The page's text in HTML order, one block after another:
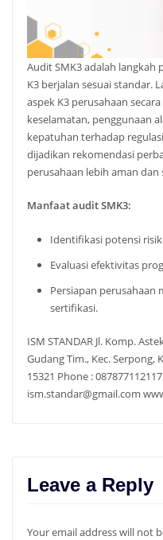
Audit SMK3 adalah
K3 berjalan sesuai standar.
aspek K3 perusahaan
keselamatan, penggunaan
kepatuhan terhadap
dijadikan rekomendasi
perusahaan lebih aman
Manfaat audit SMK3:
Identifikasi potensi
Evaluasi efektivitas
Persiapan perusahaan
sertifikasi.
ISM STANDAR Jl. Komp.
Gudang Tim., Kec. Serpong,
15321 Phone :
ism.standar@gmail.com
Leave a Reply
Your email address will not